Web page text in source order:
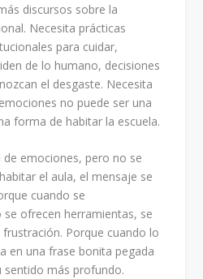
discursos sobre la
Necesita prácticas
para cuidar,
de lo humano, decisiones
el desgaste. Necesita
no puede ser una
forma de habitar la escuela.
de emociones, pero no se
el aula, el mensaje se
cuando se
ofrecen herramientas, se
Porque cuando lo
en una frase bonita pegada
sentido más profundo.